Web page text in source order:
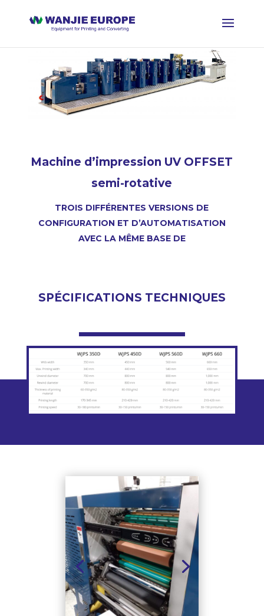
Machine d’impression UV OFFSET
semi-rotative
TROIS DIFFÉRENTES VERSIONS DE
CONFIGURATION ET D’AUTOMATISATION
AVEC LA MÊME BASE DE
SPÉCIFICATIONS TECHNIQUES